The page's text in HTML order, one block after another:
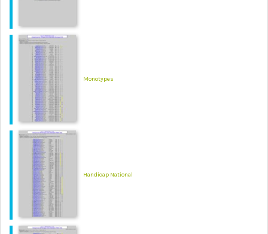
Monotypes
Handicap National